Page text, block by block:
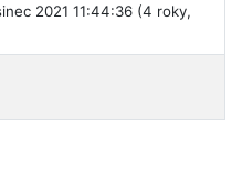
2021 11:44:36 (4 roky,